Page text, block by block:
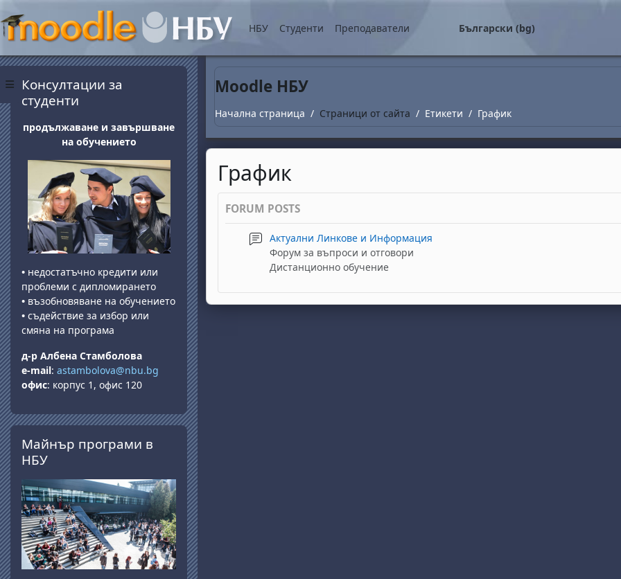
Прескочи на основното съдържание
Страничен панел
НБУ Студенти Преподаватели Български ‎(bg)‎
Moodle НБУ
Начална страница Страници от сайта Етикети График
График
FORUM POSTS
Актуални Линкове и Информация
Форум за въпроси и отговори
Дистанционно обучение
Блокове
Консултации за
студенти
продължаване и завършване
на обучението
• недостатъчно кредити или
проблеми с дипломирането
• възобновяване на обучението
• съдействие за избор или
смяна на програма
д-р Албена Стамболова
e-mail: astambolova@nbu.bg
офис: корпус 1, офис 120
Прескочи Майнър програми в НБУ
Майнър програми в
НБУ